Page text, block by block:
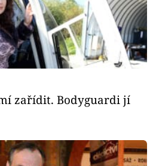
zařídit. Bodyguardi jí